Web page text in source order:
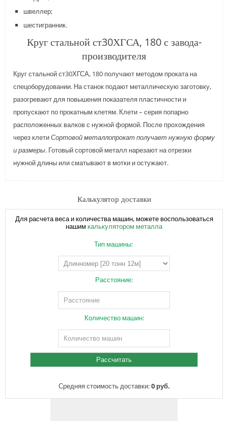
швеллер;
шестигранник.
Круг стальной ст30ХГСА, 180 с завода-
производителя
Круг стальной ст30ХГСА, 180 получают методом проката на
спецоборудовании. На станок подают металлическую заготовку,
разогревают для повышения показателя пластичности и
пропускают по прокатным клетям. Клети – серия попарно
расположенных валков с нужной формой. После прохождения
через клетиСортовой металлопрокат получает нужную форму
и размеры. Готовый сортовой металл нарезают на отрезки
нужной длины или сматывают в мотки и остужают.
Калькулятор доставки
Для расчета веса и количества машин, можете воспользоваться
нашим калькулятором металла
Тип машины:
Расстояние:
Количество машин:
Средняя стоимость доставки:0 руб.